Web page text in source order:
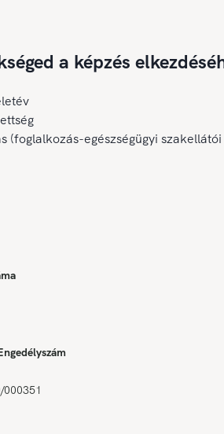
a képzés
(foglalkozás-egészségügyi szakellátói